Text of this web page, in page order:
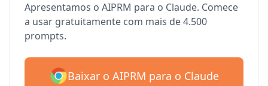
Apresentamos o AIPRM para o Claude. Comece
a usar gratuitamente com mais de 4.500
prompts.
Baixar o AIPRM para o Claude